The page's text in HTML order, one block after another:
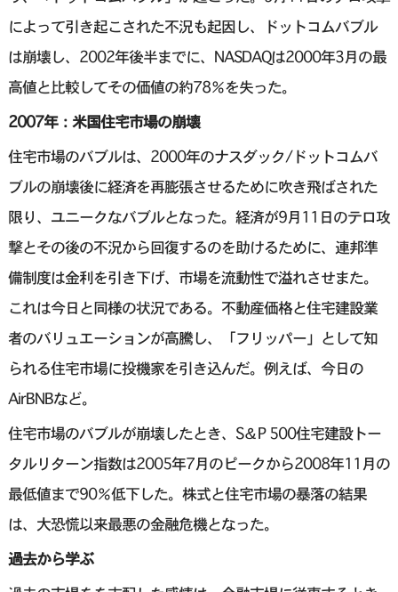
によって引き起こされた不況も起因し、ドットコムバブル
は崩壊し、2002年後半までに、NASDAQは2000年3月の最
高値と比較してその価値の約78％を失った。
2007年：米国住宅市場の崩壊
住宅市場のバブルは、2000年のナスダック/ドットコムバ
ブルの崩壊後に経済を再膨張させるために吹き飛ばされた
限り、ユニークなバブルとなった。経済が9月11日のテロ攻
撃とその後の不況から回復するのを助けるために、連邦準
備制度は金利を引き下げ、市場を流動性で溢れさせまた。
これは今日と同様の状況である。不動産価格と住宅建設業
者のバリュエーションが高騰し、「フリッパー」として知
られる住宅市場に投機家を引き込んだ。例えば、今日の
AirBNBなど。
住宅市場のバブルが崩壊したとき、S＆P 500住宅建設トー
タルリターン指数は2005年7月のピークから2008年11月の
最低値まで90％低下した。株式と住宅市場の暴落の結果
は、大恐慌以来最悪の金融危機となった。
過去から学ぶ